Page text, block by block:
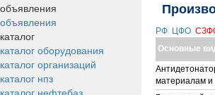
объявления
объявления
каталог
каталог оборудования
каталог организаций
каталог нпз
каталог нефтебаз
РФ ЦФО
Основные
материалам и